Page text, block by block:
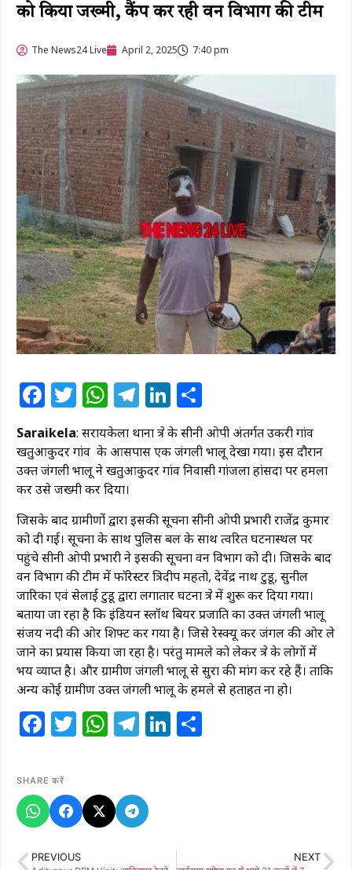
को किया जख्मी, कैंप कर रही वन विभाग की टीम
The News24 Live April 2, 2025 7:40 pm
Facebook
Twitter
WhatsApp
Telegram
LinkedIn
Saraikela: सरायकेला थाना क्षेत्र के सीनी ओपी अंतर्गत उकरी गांव
खतुआकुदर गांव के आसपास एक जंगली भालू देखा गया। इस दौरान
उक्त जंगली भालू ने खतुआकुदर गांव निवासी गांजला हांसदा पर हमला
कर उसे जख्मी कर दिया।
जिसके बाद ग्रामीणों द्वारा इसकी सूचना सीनी ओपी प्रभारी राजेंद्र कुमार
को दी गई। सूचना के साथ पुलिस बल के साथ त्वरित घटनास्थल पर
पहुंचे सीनी ओपी प्रभारी ने इसकी सूचना वन विभाग को दी। जिसके बाद
वन विभाग की टीम में फॉरेस्टर त्रिदीप महतो, देवेंद्र नाथ टुडू, सुनील
जारिका एवं सेलाई टुडू द्वारा लगातार घटना क्षेत्र में शुरू कर दिया गया।
बताया जा रहा है कि इंडियन स्लॉथ बियर प्रजाति का उक्त जंगली भालू
संजय नदी की ओर शिफ्ट कर गया है। जिसे रेस्क्यू कर जंगल की ओर ले
जाने का प्रयास किया जा रहा है। परंतु मामले को लेकर क्षेत्र के लोगों में
भय व्याप्त है। और ग्रामीण जंगली भालू से सुरक्षा की मांग कर रहे हैं। ताकि
अन्य कोई ग्रामीण उक्त जंगली भालू के हमले से हताहत ना हो।
Facebook
Twitter
WhatsApp
Telegram
LinkedIn
SHARE करें
PREVIOUS NEXT